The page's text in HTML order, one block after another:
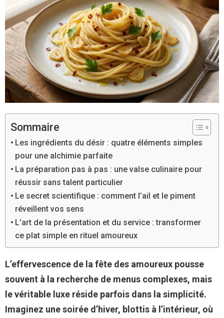
Sommaire
Les ingrédients du désir : quatre éléments simples
pour une alchimie parfaite
La préparation pas à pas : une valse culinaire pour
réussir sans talent particulier
Le secret scientifique : comment l’ail et le piment
réveillent vos sens
L’art de la présentation et du service : transformer
ce plat simple en rituel amoureux
L’effervescence de la fête des amoureux pousse
souvent à la recherche de menus complexes, mais
le véritable luxe réside parfois dans la simplicité.
Imaginez une soirée d’hiver, blottis à l’intérieur, où